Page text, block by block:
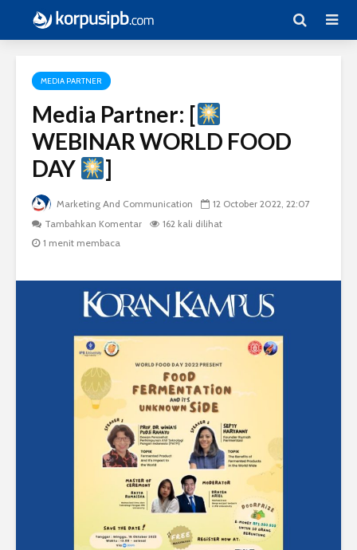
MEDIA PARTNER
Media Partner: [
WEBINAR WORLD FOOD
DAY
]
Marketing And Communication
12 October 2022, 22:07
Tambahkan Komentar
162 kali dilihat
1 menit membaca